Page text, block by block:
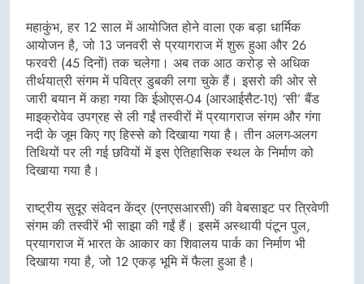
महाकुंभ, हर 12 साल में आयोजित होने वाला एक बड़ा धार्मिक
आयोजन है, जो 13 जनवरी से प्रयागराज में शुरू हुआ और 26
फरवरी (45 दिनों) तक चलेगा। अब तक आठ करोड़ से अधिक
तीर्थयात्री संगम में पवित्र डुबकी लगा चुके हैं। इसरो की ओर से
जारी बयान में कहा गया कि ईओएस-04 (आरआईसैट-1ए) ‘सी’ बैंड
माइक्रोवेव उपग्रह से ली गईं तस्वीरों में प्रयागराज संगम और गंगा
नदी के जूम किए गए हिस्से को दिखाया गया है। तीन अलग-अलग
तिथियों पर ली गई छवियों में इस ऐतिहासिक स्थल के निर्माण को
दिखाया गया है।
राष्ट्रीय सुदूर संवेदन केंद्र (एनएसआरसी) की वेबसाइट पर त्रिवेणी
संगम की तस्वीरें भी साझा की गईं हैं। इसमें अस्थायी पंटून पुल,
प्रयागराज में भारत के आकार का शिवालय पार्क का निर्माण भी
दिखाया गया है, जो 12 एकड़ भूमि में फैला हुआ है।